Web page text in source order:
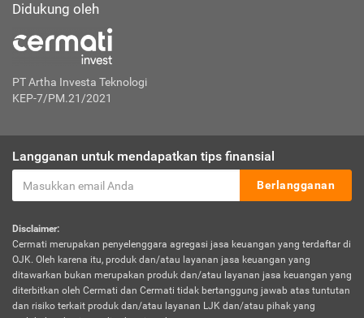
Didukung oleh
PT Artha Investa Teknologi
KEP-7/PM.21/2021
Langganan untuk mendapatkan tips finansial
Berlangganan
Disclaimer:
Cermati merupakan penyelenggara agregasi jasa keuangan yang terdaftar di
OJK. Oleh karena itu, produk dan/atau layanan jasa keuangan yang
ditawarkan bukan merupakan produk dan/atau layanan jasa keuangan yang
diterbitkan oleh Cermati dan Cermati tidak bertanggung jawab atas tuntutan
dan risiko terkait produk dan/atau layanan LJK dan/atau pihak yang